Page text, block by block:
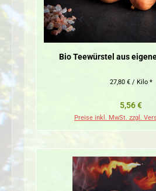
Bio Teewürstel aus
27,80 € / Kilo *
Regulärer
5,56 €
Preise inkl. MwSt. zzgl.